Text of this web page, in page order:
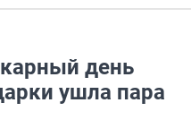
день
ушла пара